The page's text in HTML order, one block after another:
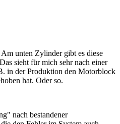
unten Zylinder gibt es diese
sieht für mich sehr nach einer
in der Produktion den Motorblock
hat. Oder so.
nach bestandener